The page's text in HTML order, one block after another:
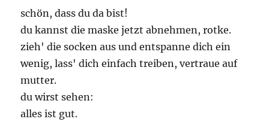
schön, dass du da bist!
du kannst die maske jetzt abnehmen, rotke.
zieh' die socken aus und entspanne dich ein
wenig, lass' dich einfach treiben, vertraue auf
mutter.
du wirst sehen:
alles ist gut.